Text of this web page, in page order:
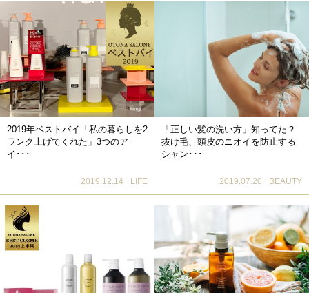
2019年ベストバイ「私の暮らしを2
ランク上げてくれた」3つのア
イ･･･
2019.12.14 LIFE
「正しい髪の洗い方」知ってた？
抜け毛、頭皮のニオイを防止する
シャン･･･
2019.07.20 BEAUTY